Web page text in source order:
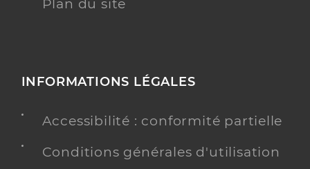
Plan du site
INFORMATIONS LÉGALES
Accessibilité : conformité partielle
Conditions générales d'utilisation